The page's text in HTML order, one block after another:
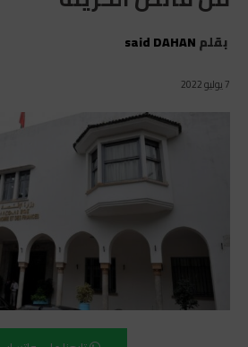
بقلمsaid DAHAN
7 يوليو 2022